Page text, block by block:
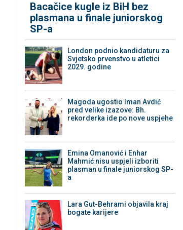
Bacačice kugle iz BiH bez
plasmana u finale juniorskog
SP-a
London podnio kandidaturu za
Svjetsko prvenstvo u atletici
2029. godine
Magoda ugostio Iman Avdić
pred velike izazove: Bh.
rekorderka ide po nove uspjehe
Emina Omanović i Enhar
Mahmić nisu uspjeli izboriti
plasman u finale juniorskog SP-
a
Lara Gut-Behrami objavila kraj
bogate karijere